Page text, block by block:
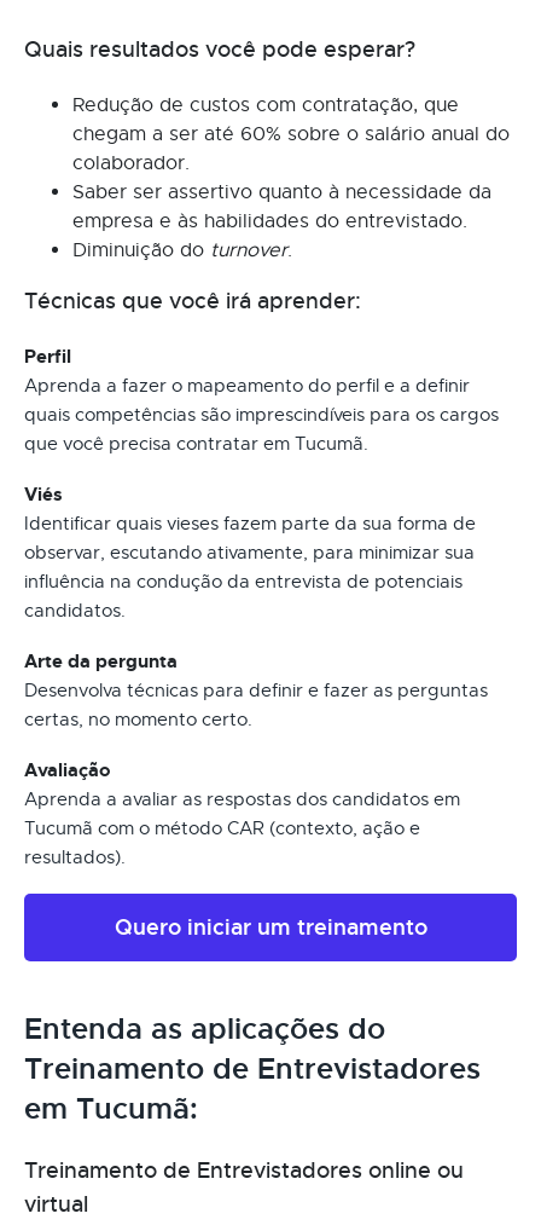
Quais resultados você pode esperar?
Redução de custos com contratação, que
chegam a ser até 60% sobre o salário anual do
colaborador.
Saber ser assertivo quanto à necessidade da
empresa e às habilidades do entrevistado.
Diminuição do turnover.
Técnicas que você irá aprender:
Perfil
Aprenda a fazer o mapeamento do perfil e a definir
quais competências são imprescindíveis para os cargos
que você precisa contratar em Tucumã.
Viés
Identificar quais vieses fazem parte da sua forma de
observar, escutando ativamente, para minimizar sua
influência na condução da entrevista de potenciais
candidatos.
Arte da pergunta
Desenvolva técnicas para definir e fazer as perguntas
certas, no momento certo.
Avaliação
Aprenda a avaliar as respostas dos candidatos em
Tucumã com o método CAR (contexto, ação e
resultados).
Quero iniciar um treinamento
Entenda as aplicações do
Treinamento de Entrevistadores
em Tucumã:
Treinamento de Entrevistadores online ou
virtual